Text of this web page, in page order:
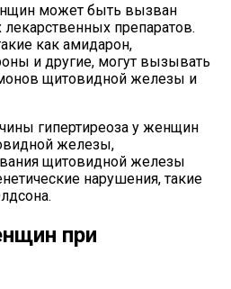
может быть вызван
препаратов.
как амидарон,
и другие, могут вызывать
щитовидной железы и
гипертиреоза у женщин
железы,
щитовидной железы
нарушения, такие
при